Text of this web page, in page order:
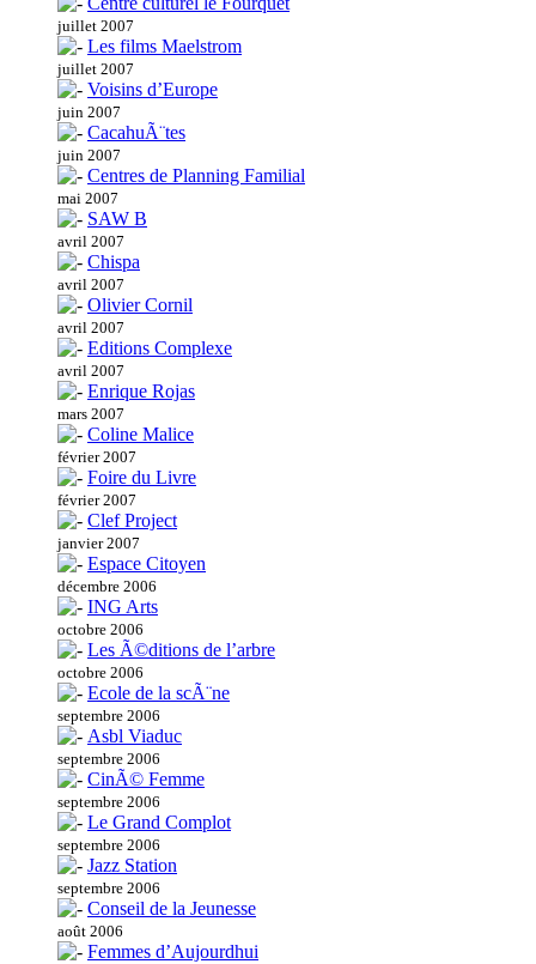
juillet 2007
Les films Maelstrom
juillet 2007
Voisins d’Europe
juin 2007
CacahuÃ¨tes
juin 2007
Centres de Planning Familial
mai 2007
SAW B
avril 2007
Chispa
avril 2007
Olivier Cornil
avril 2007
Editions Complexe
avril 2007
Enrique Rojas
mars 2007
Coline Malice
février 2007
Foire du Livre
février 2007
Clef Project
janvier 2007
Espace Citoyen
décembre 2006
ING Arts
octobre 2006
Les Ã©ditions de l’arbre
octobre 2006
Ecole de la scÃ¨ne
septembre 2006
Asbl Viaduc
septembre 2006
CinÃ© Femme
septembre 2006
Le Grand Complot
septembre 2006
Jazz Station
septembre 2006
Conseil de la Jeunesse
août 2006
Femmes d’Aujourdhui